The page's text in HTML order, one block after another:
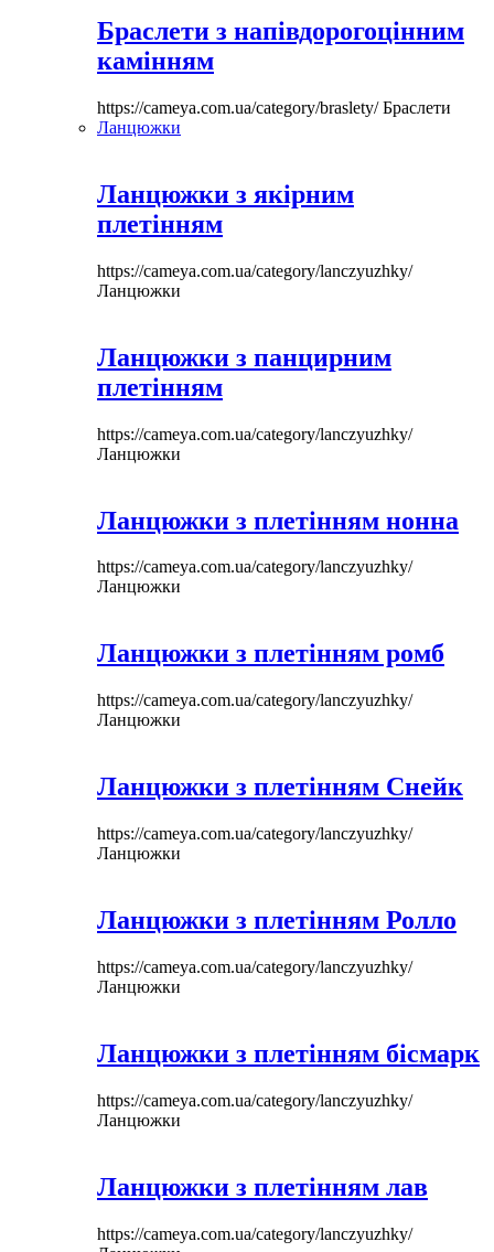
Браслети з напівдорогоцінним
камінням
https://cameya.com.ua/category/braslety/Браслети
Ланцюжки
Ланцюжки з якірним
плетінням
https://cameya.com.ua/category/lanczyuzhky/
Ланцюжки
Ланцюжки з панцирним
плетінням
https://cameya.com.ua/category/lanczyuzhky/
Ланцюжки
Ланцюжки з плетінням нонна
https://cameya.com.ua/category/lanczyuzhky/
Ланцюжки
Ланцюжки з плетінням ромб
https://cameya.com.ua/category/lanczyuzhky/
Ланцюжки
Ланцюжки з плетінням Снейк
https://cameya.com.ua/category/lanczyuzhky/
Ланцюжки
Ланцюжки з плетінням Ролло
https://cameya.com.ua/category/lanczyuzhky/
Ланцюжки
Ланцюжки з плетінням бісмарк
https://cameya.com.ua/category/lanczyuzhky/
Ланцюжки
Ланцюжки з плетінням лав
https://cameya.com.ua/category/lanczyuzhky/